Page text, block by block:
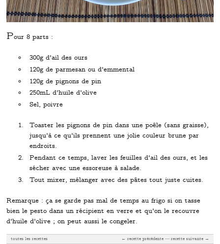
Pour 8 parts :
300g d'ail des ours
120g de parmesan ou d'emmental
120g de pignons de pin
250mL d'huile d'olive
Sel, poivre
Toaster les pignons de pin dans une poêle (sans graisse),
jusqu'à ce qu'ils prennent une jolie couleur brune par
endroits.
Pendant ce temps, laver les feuilles d'ail des ours, et les
sécher avec une essoreuse à salade.
Tout mixer, mélanger avec des pâtes tout juste cuites.
Remarque : ça se garde pas mal de temps au frigo si on tasse
bien le pesto dans un récipient en verre et qu'on le recouvre
d'huile d'olive ; on peut aussi le congeler.
← recette précédente recette suivante →
toutes les recettes